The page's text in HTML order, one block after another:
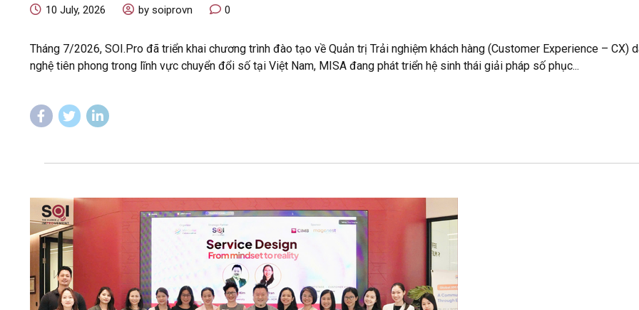
10 July, 2026 by soiprovn 0
Tháng 7/2026, SOI.Pro đã triển khai chương trình đào tạo về Quản trị Trải nghiệm khách hàng (Customer Experience – CX)
nghệ tiên phong trong lĩnh vực chuyển đổi số tại Việt Nam, MISA đang phát triển hệ sinh thái giải pháp số phục...